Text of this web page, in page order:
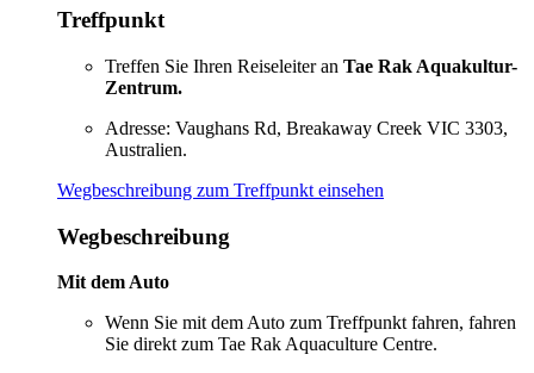
Treffpunkt
Treffen Sie Ihren Reiseleiter an Tae Rak Aquakultur-
Zentrum.
Adresse: Vaughans Rd, Breakaway Creek VIC 3303,
Australien.
Wegbeschreibung zum Treffpunkt einsehen
Wegbeschreibung
Mit dem Auto
Wenn Sie mit dem Auto zum Treffpunkt fahren, fahren
Sie direkt zum Tae Rak Aquaculture Centre.